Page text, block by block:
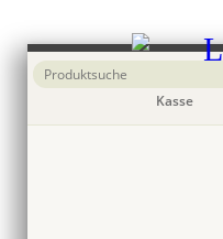
Kasse